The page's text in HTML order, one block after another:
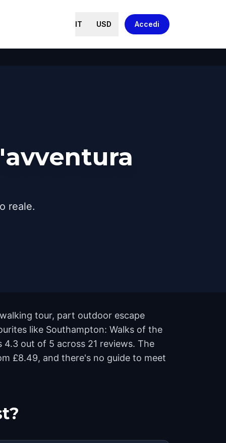
IT USD Accedi
reale.
tour, part outdoor escape
like Southampton: Walks of the
out of 5 across 21 reviews. The
£8.49, and there's no guide to meet